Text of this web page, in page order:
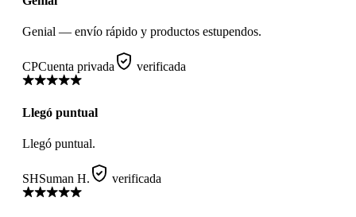
Genial — envío rápido y productos estupendos.
CPCuenta privada verificada
Llegó puntual
Llegó puntual.
SHSuman H. verificada